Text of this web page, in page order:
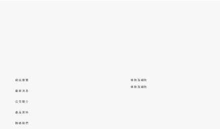
網站導覽
最新消息
公司簡介
產品資料
聯絡我們
條款及細則
條款及細則